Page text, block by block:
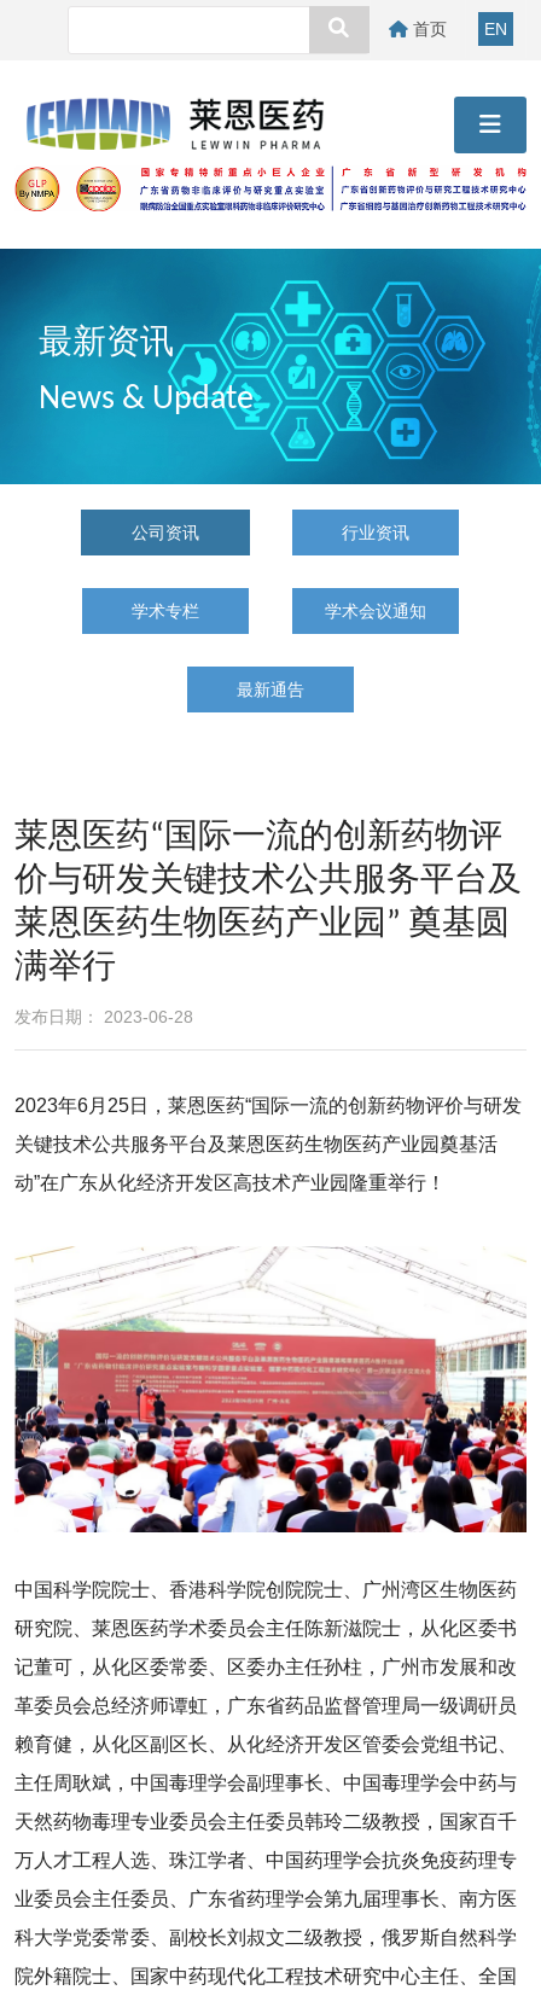
首页 EN
最新资讯
News & Update
公司资讯 行业资讯
学术专栏 学术会议通知
最新通告
莱恩医药“国际一流的创新药物评
价与研发关键技术公共服务平台及
莱恩医药生物医药产业园” 奠基圆
满举行
发布日期： 2023-06-28
2023年6月25日，莱恩医药“国际一流的创新药物评价与研发
关键技术公共服务平台及莱恩医药生物医药产业园奠基活
动”在广东从化经济开发区高技术产业园隆重举行！
中国科学院院士、香港科学院创院院士、广州湾区生物医药
研究院、莱恩医药学术委员会主任陈新滋院士，从化区委书
记董可，从化区委常委、区委办主任孙柱，广州市发展和改
革委员会总经济师谭虹，广东省药品监督管理局一级调硏员
赖育健，从化区副区长、从化经济开发区管委会党组书记、
主任周耿斌，中国毒理学会副理事长、中国毒理学会中药与
天然药物毒理专业委员会主任委员韩玲二级教授，国家百千
万人才工程人选、珠江学者、中国药理学会抗炎免疫药理专
业委员会主任委员、广东省药理学会第九届理事长、南方医
科大学党委常委、副校长刘叔文二级教授，俄罗斯自然科学
院外籍院士、国家中药现代化工程技术研究中心主任、全国